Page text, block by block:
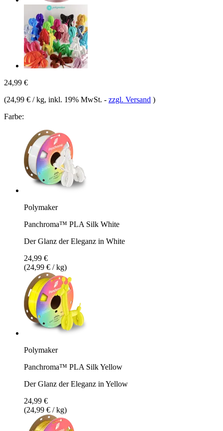
24,99 €
(24,99 € / kg, inkl. 19% MwSt. - zzgl. Versand )
Farbe:
Polymaker
Panchroma™ PLA Silk White
Der Glanz der Eleganz in White
24,99 €
(24,99 € / kg)
Polymaker
Panchroma™ PLA Silk Yellow
Der Glanz der Eleganz in Yellow
24,99 €
(24,99 € / kg)